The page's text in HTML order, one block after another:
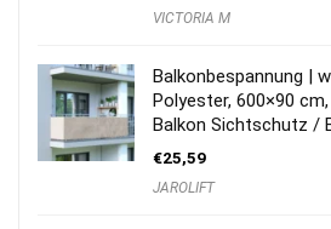
VICTORIA M
Balkonbespannung |
Polyester, 600×90
Balkon Sichtschutz /
€25,59
JAROLIFT